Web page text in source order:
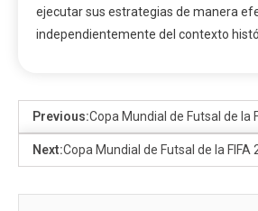
ejecutar sus estrategias de manera
independientemente del contexto
Previous:Copa Mundial de Futsal de la
Next:Copa Mundial de Futsal de la